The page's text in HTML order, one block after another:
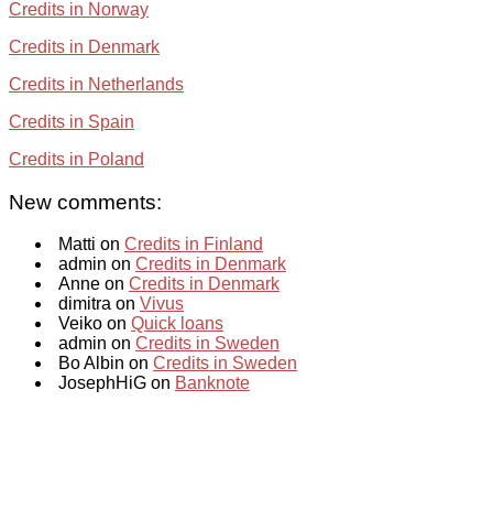
Credits in Norway
Credits in Denmark
Credits in Netherlands
Credits in Spain
Credits in Poland
New comments:
Matti on Credits in Finland
admin on Credits in Denmark
Anne on Credits in Denmark
dimitra on Vivus
Veiko on Quick loans
admin on Credits in Sweden
Bo Albin on Credits in Sweden
JosephHiG on Banknote